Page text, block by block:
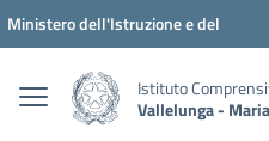
Vai ai contenuti
Vai al menu di navigazione
Vai al footer
Ministero dell'Istruzione e del
Istituto
Vallelunga -